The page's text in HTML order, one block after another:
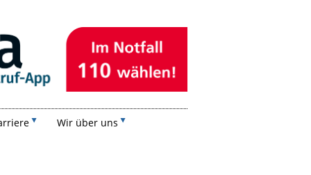
Wir über uns